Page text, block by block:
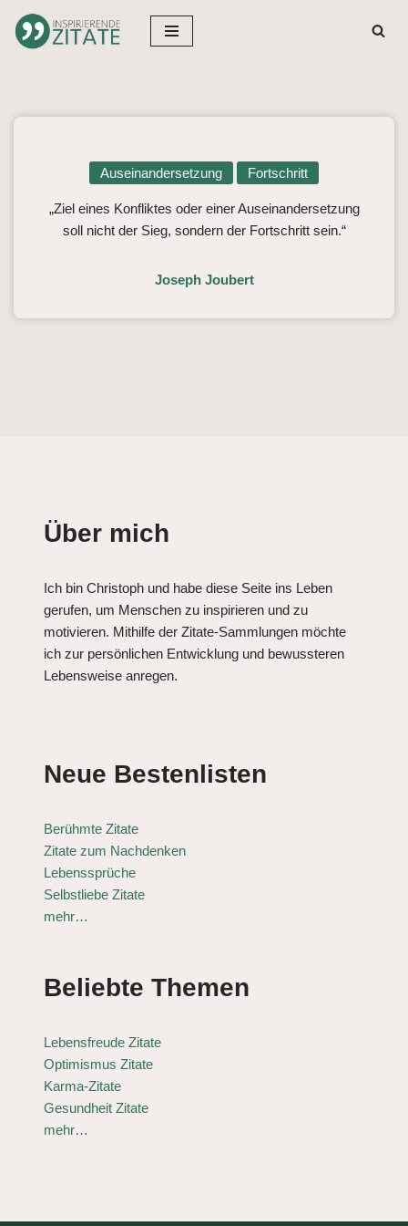
Zum
Auseinandersetzung Fortschritt
„Ziel eines Konfliktes oder einer Auseinandersetzung
soll nicht der Sieg, sondern der Fortschritt sein.“
Joseph Joubert
Über mich
Ich bin Christoph und habe diese Seite ins Leben
gerufen, um Menschen zu inspirieren und zu
motivieren. Mithilfe der Zitate-Sammlungen möchte
ich zur persönlichen Entwicklung und bewussteren
Lebensweise anregen.
Neue Bestenlisten
Berühmte Zitate
Zitate zum Nachdenken
Lebenssprüche
Selbstliebe Zitate
mehr…
Beliebte Themen
Lebensfreude Zitate
Optimismus Zitate
Karma-Zitate
Gesundheit Zitate
mehr…